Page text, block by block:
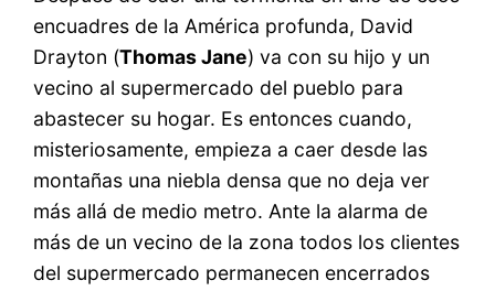
encuadres de la América profunda, David
Drayton (Thomas Jane) va con su hijo y un
vecino al supermercado del pueblo para
abastecer su hogar. Es entonces cuando,
misteriosamente, empieza a caer desde las
montañas una niebla densa que no deja ver
más allá de medio metro. Ante la alarma de
más de un vecino de la zona todos los clientes
del supermercado permanecen encerrados